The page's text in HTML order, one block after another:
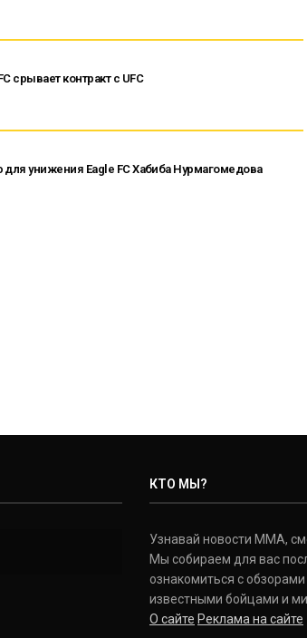
срывает контракт с UFC
унижения Eagle FC Хабиба Нурмагомедова
КТО МЫ?
Узнавай новости ММА,
Мы собираем для вас
ознакомиться с
известными бойцами и
О сайте Реклама на сайте